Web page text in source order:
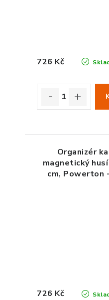
726 Kč
Organizér
magnetický
cm, Powerton
726 Kč